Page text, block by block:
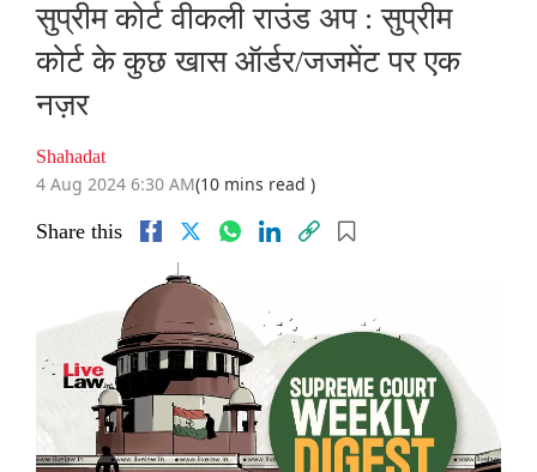
सुप्रीम कोर्ट वीकली राउंड अप : सुप्रीम
कोर्ट के कुछ खास ऑर्डर/जजमेंट पर एक
नज़र
Shahadat
4 Aug 2024 6:30 AM(10 mins read )
Share this